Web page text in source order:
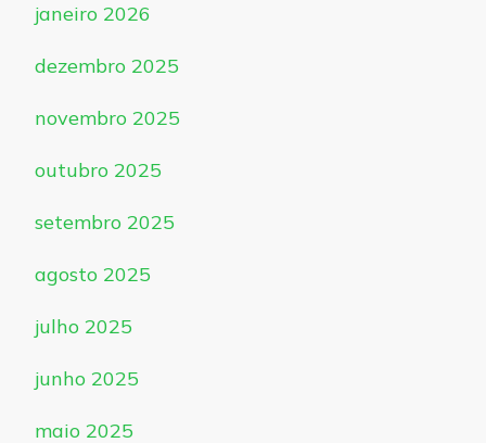
janeiro 2026
dezembro 2025
novembro 2025
outubro 2025
setembro 2025
agosto 2025
julho 2025
junho 2025
maio 2025